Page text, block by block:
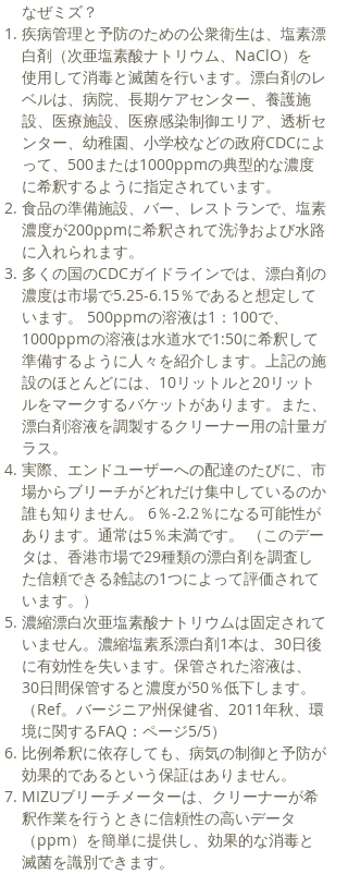
なぜミズ？
疾病管理と予防のための公衆衛生は、塩素漂
白剤（次亜塩素酸ナトリウム、NaClO）を
使用して消毒と滅菌を行います。漂白剤のレ
ベルは、病院、長期ケアセンター、養護施
設、医療施設、医療感染制御エリア、透析セ
ンター、幼稚園、小学校などの政府CDCによ
って、500または1000ppmの典型的な濃度
に希釈するように指定されています。
食品の準備施設、バー、レストランで、塩素
濃度が200ppmに希釈されて洗浄および水路
に入れられます。
多くの国のCDCガイドラインでは、漂白剤の
濃度は市場で5.25-6.15％であると想定して
います。 500ppmの溶液は1：100で、
1000ppmの溶液は水道水で1:50に希釈して
準備するように人々を紹介します。上記の施
設のほとんどには、10リットルと20リット
ルをマークするバケットがあります。また、
漂白剤溶液を調製するクリーナー用の計量ガ
ラス。
実際、エンドユーザーへの配達のたびに、市
場からブリーチがどれだけ集中しているのか
誰も知りません。 6％-2.2％になる可能性が
あります。通常は5％未満です。 （このデー
タは、香港市場で29種類の漂白剤を調査し
た信頼できる雑誌の1つによって評価されて
います。）
濃縮漂白次亜塩素酸ナトリウムは固定されて
いません。濃縮塩素系漂白剤1本は、30日後
に有効性を失います。保管された溶液は、
30日間保管すると濃度が50％低下します。
（Ref。バージニア州保健省、2011年秋、環
境に関するFAQ：ページ5/5）
比例希釈に依存しても、病気の制御と予防が
効果的であるという保証はありません。
MIZUブリーチメーターは、クリーナーが希
釈作業を行うときに信頼性の高いデータ
（ppm）を簡単に提供し、効果的な消毒と
滅菌を識別できます。